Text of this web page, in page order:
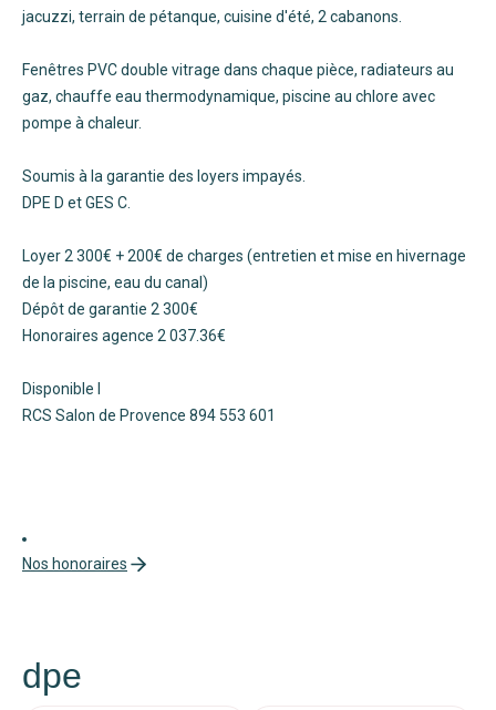
jacuzzi, terrain de pétanque, cuisine d'été, 2 cabanons.
Fenêtres PVC double vitrage dans chaque pièce, radiateurs au
gaz, chauffe eau thermodynamique, piscine au chlore avec
pompe à chaleur.
Soumis à la garantie des loyers impayés.
DPE D et GES C.
Loyer 2 300€ + 200€ de charges (entretien et mise en hivernage
de la piscine, eau du canal)
Dépôt de garantie 2 300€
Honoraires agence 2 037.36€
Disponible l
RCS Salon de Provence 894 553 601
Nos honoraires
dpe